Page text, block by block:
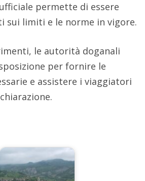
permette di essere
sui limiti e le norme in vigore.
le autorità doganali
per fornire le
e assistere i viaggiatori